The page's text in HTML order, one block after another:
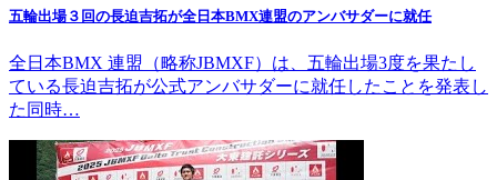
五輪出場３回の長迫吉拓が全日本BMX連盟のアンバサダーに就任
全日本BMX 連盟（略称JBMXF）は、五輪出場3度を果たし
ている長迫吉拓が公式アンバサダーに就任したことを発表し
た同時…